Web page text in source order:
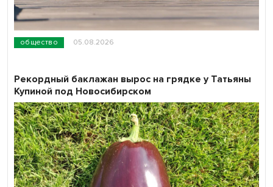
общество 05.08.2026
Рекордный баклажан вырос на грядке у Татьяны
Купиной под Новосибирском